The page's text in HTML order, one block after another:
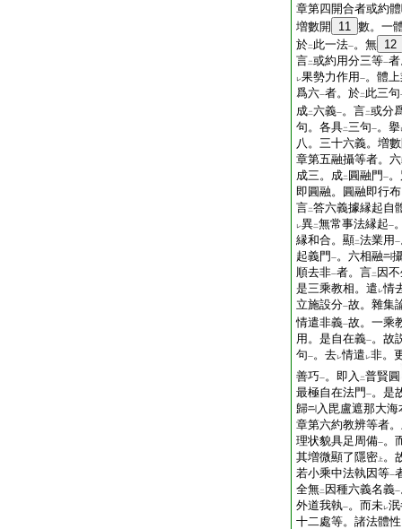
章第四開合者或約
増數開
11 數。一
於二 此一法一。無 12
言二或約用分三等一
レ果勢力作用 一。體
爲六一者。於二 此三句
成二六義一。言二或分
句。各具二三句一。擧
八。三十六義。増
章第五融攝等者。
成三。成二 圓融門 一
即圓融。圓融即行
言二答六義據縁起自
レ異二無常事法縁起一
縁和合。顯二法業用 一
起義門 一。六相融
順去非一者。言二 因
是三乘教相。遣 レ情
立施設分一故。雜集
情遣非義一故。一乘
用。是自在義一。故
句一。去レ情遣 レ非。
善巧一。即入 二普賢圓
最極自在法門 一。是
歸
入毘盧遮那大海
章第六約教辨等者
理状貌具足周備一。
其増微顯了隱密 上 。
若小乘中法執因等一
全無二 因種六義名義一
外道我執一。而未レ泯
十二處等。諸法體